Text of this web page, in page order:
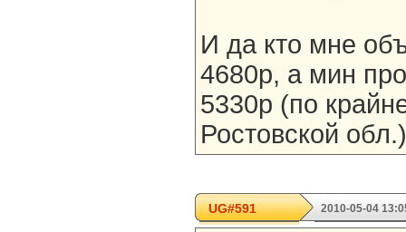
И да кто мне
4680р, а мин
5330р (по
Ростовской обл.)
UG#591 2010-05-04